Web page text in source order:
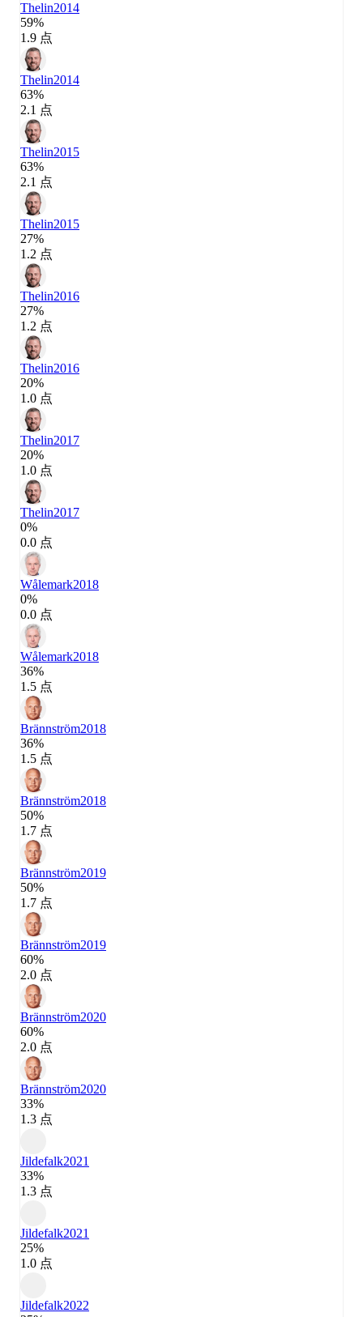
Thelin2014
59%
1.9 点
Thelin2014
63%
2.1 点
Thelin2015
63%
2.1 点
Thelin2015
27%
1.2 点
Thelin2016
27%
1.2 点
Thelin2016
20%
1.0 点
Thelin2017
20%
1.0 点
Thelin2017
0%
0.0 点
Wålemark2018
0%
0.0 点
Wålemark2018
36%
1.5 点
Brännström2018
36%
1.5 点
Brännström2018
50%
1.7 点
Brännström2019
50%
1.7 点
Brännström2019
60%
2.0 点
Brännström2020
60%
2.0 点
Brännström2020
33%
1.3 点
Jildefalk2021
33%
1.3 点
Jildefalk2021
25%
1.0 点
Jildefalk2022